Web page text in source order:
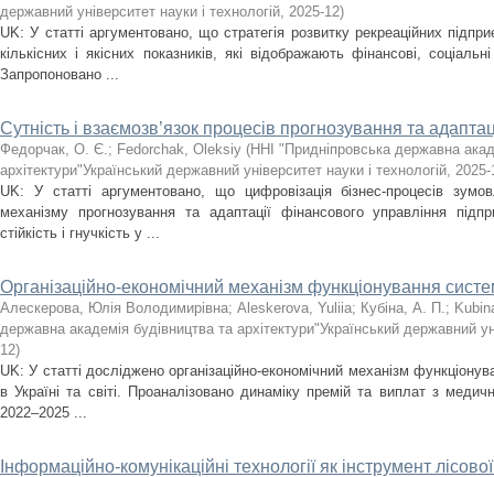
державний університет науки і технологій, 2025-12)
UK: У статті аргументовано, що стратегія розвитку рекреаційних
кількісних і якісних показників, які відображають фінансові,
Запропоновано ...
Сутність і взаємозв’язок процесів прогнозування та
Федорчак, О. Є.; Fedorchak, Oleksiy (ННІ "Придніпровська державна
архітектури"Український державний університет науки і технологій, 2025-
UK: У статті аргументовано, що цифровізація бізнес-процесів
механізму прогнозування та адаптації фінансового управління
стійкість і гнучкість у ...
Організаційно-економічний механізм функціонування
Алескерова, Юлія Володимирівна; Aleskerova, Yuliia; Кубіна, А. П.;
державна академія будівництва та архітектури"Український державний
12)
UK: У статті досліджено організаційно-економічний механізм
в Україні та світі. Проаналізовано динаміку премій та виплат з
2022–2025 ...
Інформаційно-комунікаційні технології як інструмент